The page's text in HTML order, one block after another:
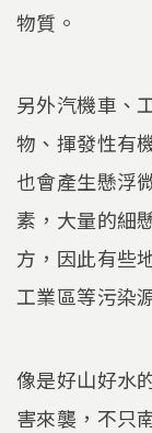
物質。
另外汽機車、
物、揮發性有
也會產生懸浮
素，大量的細
方，因此有些
工業區等污染
像是好山好水
害來襲，不只